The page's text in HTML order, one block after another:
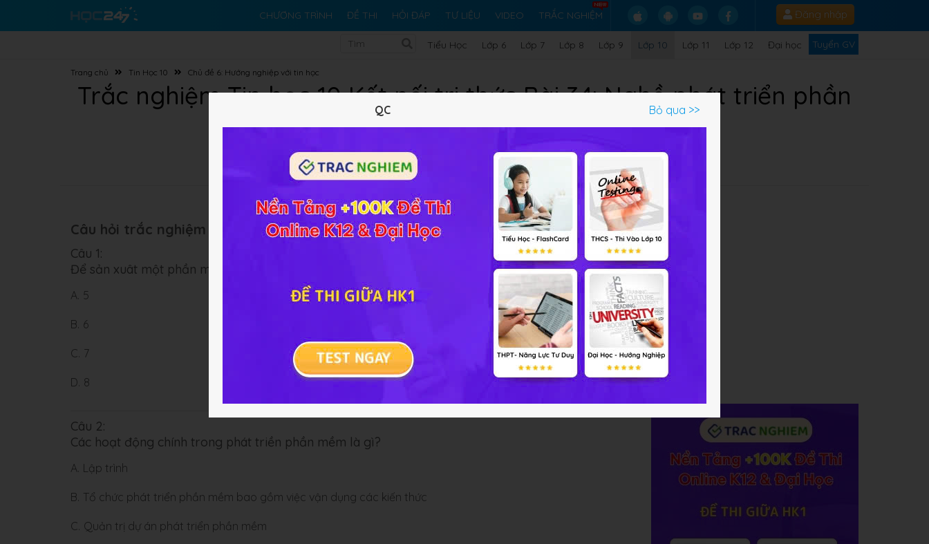
CHƯƠNG TRÌNH ĐỀ THI HỎI ĐÁP TƯ LIỆU VIDEO TRẮC NGHIỆM Đăng nhập
Tiểu Học Lớp 6 Lớp 7 Lớp 8 Lớp 9 Lớp 10 Lớp 11 Lớp 12 Đại học Tuyển GV
Trang chủ Tin Học 10 Chủ đề 6: Hướng nghiệp với tin học
Trắc nghiệm Tin học 10 Kết nối tri thức Bài 34: Nghề phát triển phần
mềm
Lý thuyết 10Trắc nghiệm 13BT SGK FAQ
Câu hỏi trắc nghiệm (10 câu):
Câu 1:
Để sản xuât một phần mềm cần bao nhiêu công đoạn?
A. 5
B. 6
C. 7
D. 8
Câu 2:
Các hoạt động chính trong phát triền phần mềm là gì?
A. Lập trình
B. Tổ chức phát triển phần mềm bao gồm việc vận dụng các kiến thức
C. Quản trị dự án phát triển phần mềm
QC Bỏ qua >>